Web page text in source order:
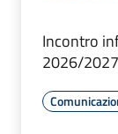
Incontro
2026/2027